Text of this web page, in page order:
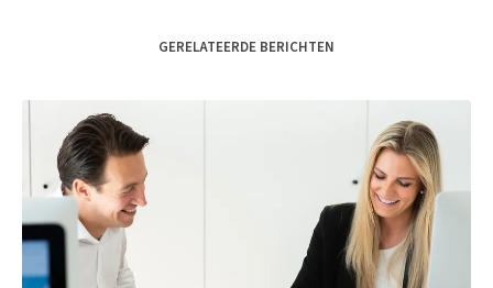
GERELATEERDE BERICHTEN